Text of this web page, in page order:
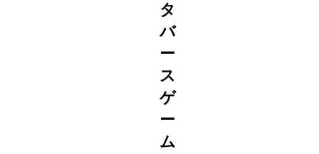
タ
バ
ー
ス
ゲ
ー
ム